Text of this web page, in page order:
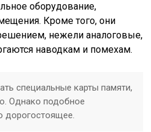
оборудование,
Кроме того, они
нежели аналоговые,
наводкам и помехам.
специальные карты памяти,
Однако подобное
дорогостоящее.